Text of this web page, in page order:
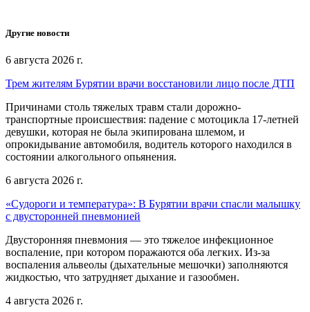
Другие новости
6 августа 2026 г.
Трем жителям Бурятии врачи восстановили лицо после ДТП
Причинами столь тяжелых травм стали дорожно-
транспортные происшествия: падение с мотоцикла 17-летней
девушки, которая не была экипирована шлемом, и
опрокидывание автомобиля, водитель которого находился в
состоянии алкогольного опьянения.
6 августа 2026 г.
«Судороги и температура»: В Бурятии врачи спасли малышку
с двусторонней пневмонией
Двусторонняя пневмония — это тяжелое инфекционное
воспаление, при котором поражаются оба легких. Из-за
воспаления альвеолы (дыхательные мешочки) заполняются
жидкостью, что затрудняет дыхание и газообмен.
4 августа 2026 г.